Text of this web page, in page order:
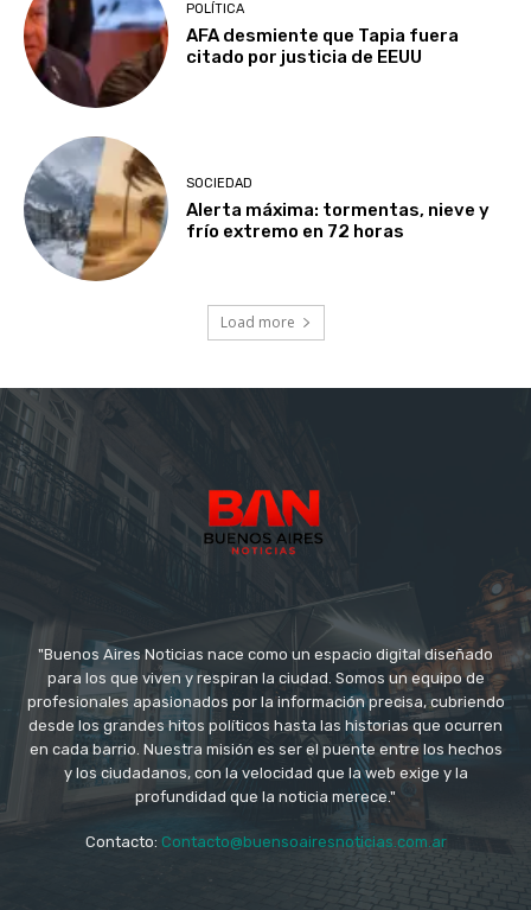
POLÍTICA
AFA desmiente que Tapia fuera
citado por justicia de EEUU
SOCIEDAD
Alerta máxima: tormentas, nieve y
frío extremo en 72 horas
Load more
"Buenos Aires Noticias nace como un espacio digital diseñado
para los que viven y respiran la ciudad. Somos un equipo de
profesionales apasionados por la información precisa, cubriendo
desde los grandes hitos políticos hasta las historias que ocurren
en cada barrio. Nuestra misión es ser el puente entre los hechos
y los ciudadanos, con la velocidad que la web exige y la
profundidad que la noticia merece."
Contacto: Contacto@buensoairesnoticias.com.ar